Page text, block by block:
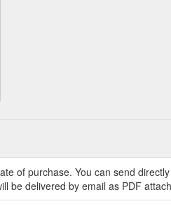
of purchase. You can send
be delivered by email as PDF